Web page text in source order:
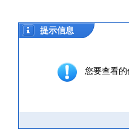
提示信息
您要查看